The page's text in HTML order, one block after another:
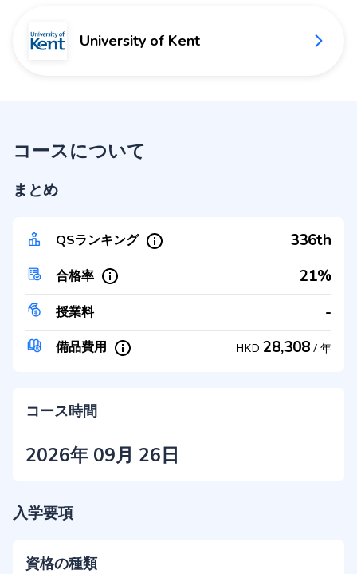
University of Kent
コースについて
まとめ
QSランキング 336th
合格率 21%
授業料 -
備品費用 HKD 28,308 / 年
コース時間
2026年 09月 26日
入学要項
資格の種類